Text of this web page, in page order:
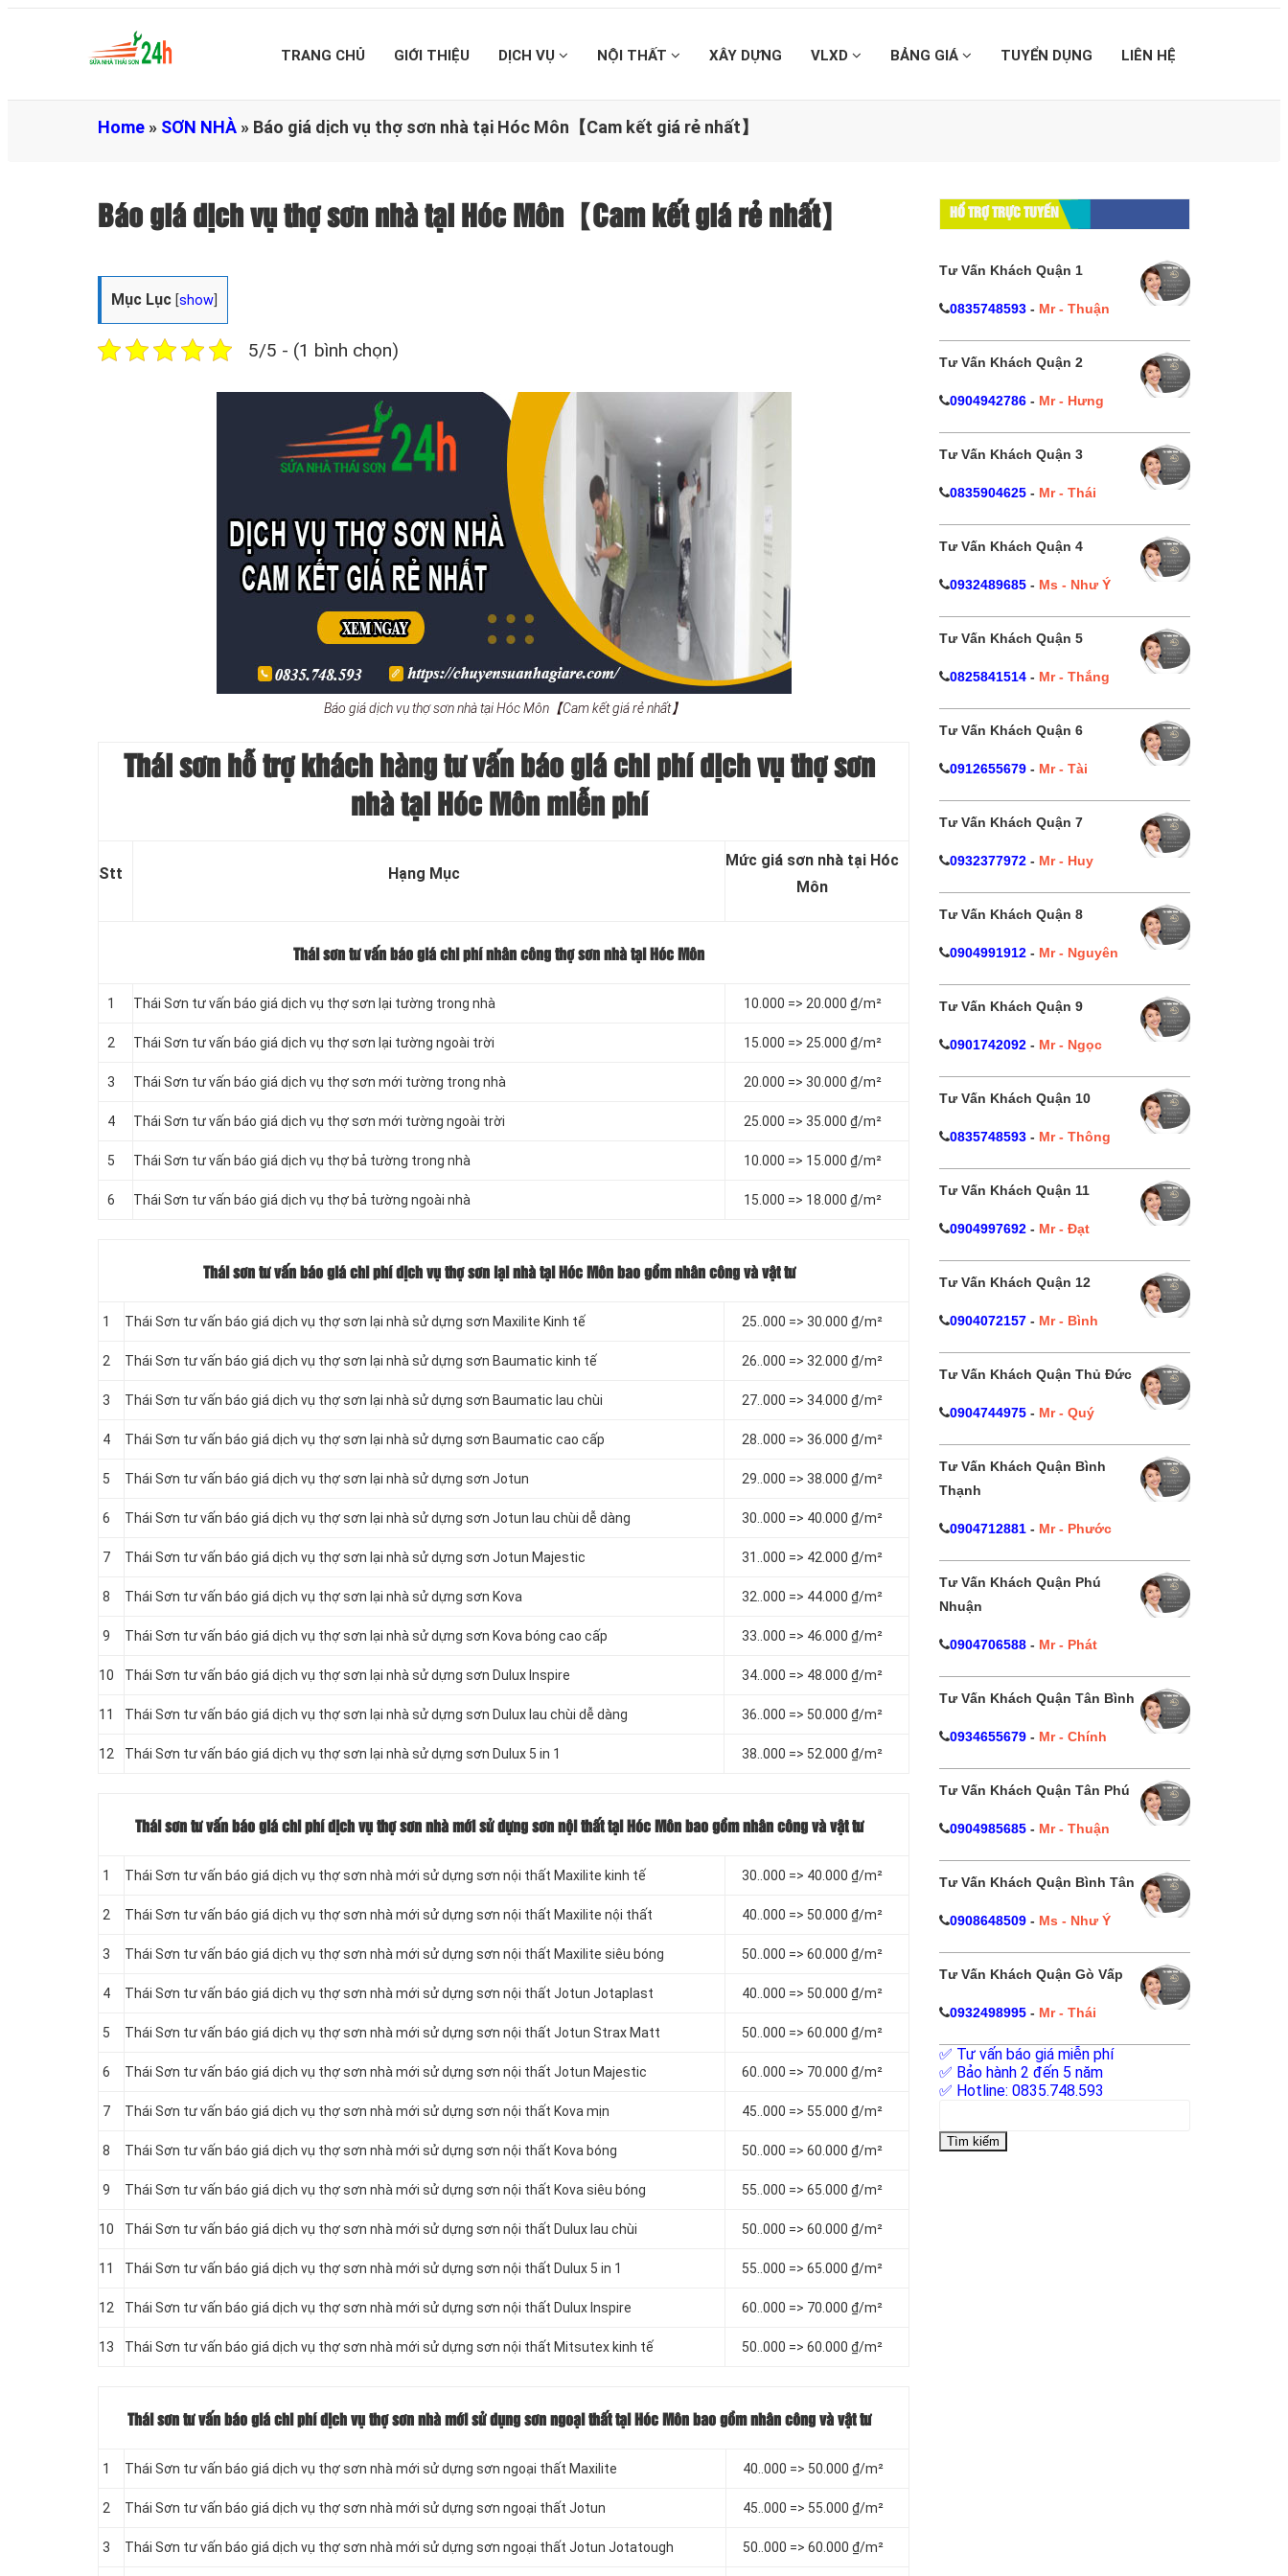
TRANG CHỦ GIỚI THIỆU DỊCH VỤ NỘI THẤT XÂY DỰNG VLXD BẢNG GIÁ TUYỂN DỤNG LIÊN HỆ
Home » SƠN NHÀ » Báo giá dịch vụ thợ sơn nhà tại Hóc Môn【Cam kết giá rẻ nhất】
Báo giá dịch vụ thợ sơn nhà tại Hóc Môn【Cam kết giá rẻ nhất】
Mục Lục [show
5/5 - (1 bình chọn)
Báo giá dịch vụ thợ sơn nhà tại Hóc Môn【Cam kết giá rẻ nhất】
Thái sơn hỗ trợ khách hàng tư vấn báo giá chi phí dịch vụ thợ sơn
nhà tại Hóc Môn miễn phí
Stt Hạng Mục
Mức giá sơn nhà tại Hóc
Môn
Thái sơn tư vấn báo giá chi phí nhân công thợ sơn nhà tại Hóc Môn
1 Thái Sơn tư vấn báo giá dịch vụ thợ sơn lại tường trong nhà 10.000 => 20.000 ₫/m²
2 Thái Sơn tư vấn báo giá dịch vụ thợ sơn lại tường ngoài trời 15.000 => 25.000 ₫/m²
3 Thái Sơn tư vấn báo giá dịch vụ thợ sơn mới tường trong nhà 20.000 => 30.000 ₫/m²
4 Thái Sơn tư vấn báo giá dịch vụ thợ sơn mới tường ngoài trời 25.000 => 35.000 ₫/m²
5 Thái Sơn tư vấn báo giá dịch vụ thợ bả tường trong nhà 10.000 => 15.000 ₫/m²
6 Thái Sơn tư vấn báo giá dịch vụ thợ bả tường ngoài nhà 15.000 => 18.000 ₫/m²
Thái sơn tư vấn báo giá chi phí dịch vụ thợ sơn lại nhà tại Hóc Môn bao gồm nhân công và vật tư
1 Thái Sơn tư vấn báo giá dịch vụ thợ sơn lại nhà sử dựng sơn Maxilite Kinh tế 25..000 => 30.000 ₫/m²
2 Thái Sơn tư vấn báo giá dịch vụ thợ sơn lại nhà sử dựng sơn Baumatic kinh tế 26..000 => 32.000 ₫/m²
3 Thái Sơn tư vấn báo giá dịch vụ thợ sơn lại nhà sử dựng sơn Baumatic lau chùi 27..000 => 34.000 ₫/m²
4 Thái Sơn tư vấn báo giá dịch vụ thợ sơn lại nhà sử dựng sơn Baumatic cao cấp 28..000 => 36.000 ₫/m²
5 Thái Sơn tư vấn báo giá dịch vụ thợ sơn lại nhà sử dựng sơn Jotun 29..000 => 38.000 ₫/m²
6 Thái Sơn tư vấn báo giá dịch vụ thợ sơn lại nhà sử dựng sơn Jotun lau chùi dễ dàng 30..000 => 40.000 ₫/m²
7 Thái Sơn tư vấn báo giá dịch vụ thợ sơn lại nhà sử dựng sơn Jotun Majestic 31..000 => 42.000 ₫/m²
8 Thái Sơn tư vấn báo giá dịch vụ thợ sơn lại nhà sử dựng sơn Kova 32..000 => 44.000 ₫/m²
9 Thái Sơn tư vấn báo giá dịch vụ thợ sơn lại nhà sử dựng sơn Kova bóng cao cấp 33..000 => 46.000 ₫/m²
10 Thái Sơn tư vấn báo giá dịch vụ thợ sơn lại nhà sử dựng sơn Dulux Inspire 34..000 => 48.000 ₫/m²
11 Thái Sơn tư vấn báo giá dịch vụ thợ sơn lại nhà sử dựng sơn Dulux lau chùi dễ dàng 36..000 => 50.000 ₫/m²
12 Thái Sơn tư vấn báo giá dịch vụ thợ sơn lại nhà sử dựng sơn Dulux 5 in 1 38..000 => 52.000 ₫/m²
Thái sơn tư vấn báo giá chi phí dịch vụ thợ sơn nhà mới sử dựng sơn nội thất tại Hóc Môn bao gồm nhân công và vật tư
1 Thái Sơn tư vấn báo giá dịch vụ thợ sơn nhà mới sử dựng sơn nội thất Maxilite kinh tế 30..000 => 40.000 ₫/m²
2 Thái Sơn tư vấn báo giá dịch vụ thợ sơn nhà mới sử dựng sơn nội thất Maxilite nội thất 40..000 => 50.000 ₫/m²
3 Thái Sơn tư vấn báo giá dịch vụ thợ sơn nhà mới sử dựng sơn nội thất Maxilite siêu bóng 50..000 => 60.000 ₫/m²
4 Thái Sơn tư vấn báo giá dịch vụ thợ sơn nhà mới sử dựng sơn nội thất Jotun Jotaplast 40..000 => 50.000 ₫/m²
5 Thái Sơn tư vấn báo giá dịch vụ thợ sơn nhà mới sử dựng sơn nội thất Jotun Strax Matt 50..000 => 60.000 ₫/m²
6 Thái Sơn tư vấn báo giá dịch vụ thợ sơn nhà mới sử dựng sơn nội thất Jotun Majestic 60..000 => 70.000 ₫/m²
7 Thái Sơn tư vấn báo giá dịch vụ thợ sơn nhà mới sử dựng sơn nội thất Kova mịn 45..000 => 55.000 ₫/m²
8 Thái Sơn tư vấn báo giá dịch vụ thợ sơn nhà mới sử dựng sơn nội thất Kova bóng 50..000 => 60.000 ₫/m²
9 Thái Sơn tư vấn báo giá dịch vụ thợ sơn nhà mới sử dựng sơn nội thất Kova siêu bóng 55..000 => 65.000 ₫/m²
10 Thái Sơn tư vấn báo giá dịch vụ thợ sơn nhà mới sử dựng sơn nội thất Dulux lau chùi 50..000 => 60.000 ₫/m²
11 Thái Sơn tư vấn báo giá dịch vụ thợ sơn nhà mới sử dựng sơn nội thất Dulux 5 in 1 55..000 => 65.000 ₫/m²
12 Thái Sơn tư vấn báo giá dịch vụ thợ sơn nhà mới sử dựng sơn nội thất Dulux Inspire 60..000 => 70.000 ₫/m²
13 Thái Sơn tư vấn báo giá dịch vụ thợ sơn nhà mới sử dựng sơn nội thất Mitsutex kinh tế 50..000 => 60.000 ₫/m²
Thái sơn tư vấn báo giá chi phí dịch vụ thợ sơn nhà mới sử dụng sơn ngoại thất tại Hóc Môn bao gồm nhân công và vật tư
1 Thái Sơn tư vấn báo giá dịch vụ thợ sơn nhà mới sử dựng sơn ngoại thất Maxilite 40..000 => 50.000 ₫/m²
2 Thái Sơn tư vấn báo giá dịch vụ thợ sơn nhà mới sử dựng sơn ngoại thất Jotun 45..000 => 55.000 ₫/m²
3 Thái Sơn tư vấn báo giá dịch vụ thợ sơn nhà mới sử dựng sơn ngoại thất Jotun Jotatough 50..000 => 60.000 ₫/m²
HỔ TRỢ TRỰC TUYẾN
Tư Vấn Khách Quận 1
0835748593- Mr - Thuận
Tư Vấn Khách Quận 2
0904942786- Mr - Hưng
Tư Vấn Khách Quận 3
0835904625- Mr - Thái
Tư Vấn Khách Quận 4
0932489685- Ms - Như Ý
Tư Vấn Khách Quận 5
0825841514- Mr - Thắng
Tư Vấn Khách Quận 6
0912655679- Mr - Tài
Tư Vấn Khách Quận 7
0932377972- Mr - Huy
Tư Vấn Khách Quận 8
0904991912- Mr - Nguyên
Tư Vấn Khách Quận 9
0901742092- Mr - Ngọc
Tư Vấn Khách Quận 10
0835748593- Mr - Thông
Tư Vấn Khách Quận 11
0904997692- Mr - Đạt
Tư Vấn Khách Quận 12
0904072157- Mr - Bình
Tư Vấn Khách Quận Thủ Đức
0904744975- Mr - Quý
Tư Vấn Khách Quận Bình
Thạnh
0904712881- Mr - Phước
Tư Vấn Khách Quận Phú
Nhuận
0904706588- Mr - Phát
Tư Vấn Khách Quận Tân Bình
0934655679- Mr - Chính
Tư Vấn Khách Quận Tân Phú
0904985685- Mr - Thuận
Tư Vấn Khách Quận Bình Tân
0908648509- Ms - Như Ý
Tư Vấn Khách Quận Gò Vấp
0932498995- Mr - Thái
✅ Tư vấn báo giá miễn phí
✅ Bảo hành 2 đến 5 năm
✅ Hotline: 0835.748.593
cho: